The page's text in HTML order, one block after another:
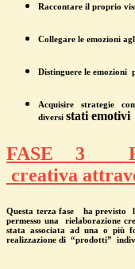
Raccontare il proprio
Collegare le emozioni
Distinguere le emozioni
Acquisire strategie
diversi stati emotivi
FASE 3
creativa
Questa terza fase ha previsto
permesso una rielaborazione
stata associata ad una o più
realizzazione di “prodotti”